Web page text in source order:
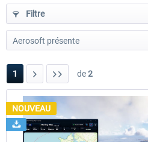
Filtre
1 de2
NOUVEAU